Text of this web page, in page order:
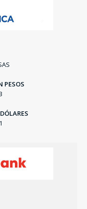
PESOS